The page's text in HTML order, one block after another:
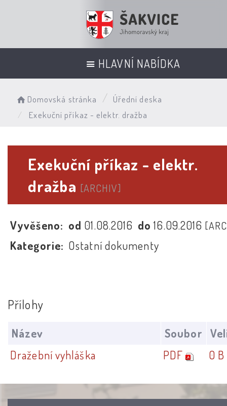
HLAVNÍ NABÍDKA
Domovská stránka
Úřední deska
Exekuční příkaz - elektr. dražba
Exekuční příkaz - elektr.
dražba [ARCHIV]
Vyvěšeno: od 01.08.2016 do16.09.2016
Kategorie: Ostatní dokumenty
Přílohy
Název Soubor
Dražební vyhláška
PDF 0 B